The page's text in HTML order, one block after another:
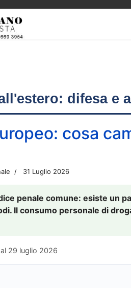
difesa e
cosa
31 Luglio 2026
penale comune: esiste un
Il consumo personale di
29 luglio 2026